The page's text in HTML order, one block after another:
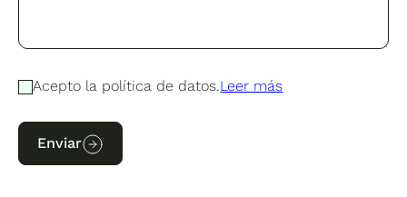
Acepto la política de datos.Leer más
Enviar